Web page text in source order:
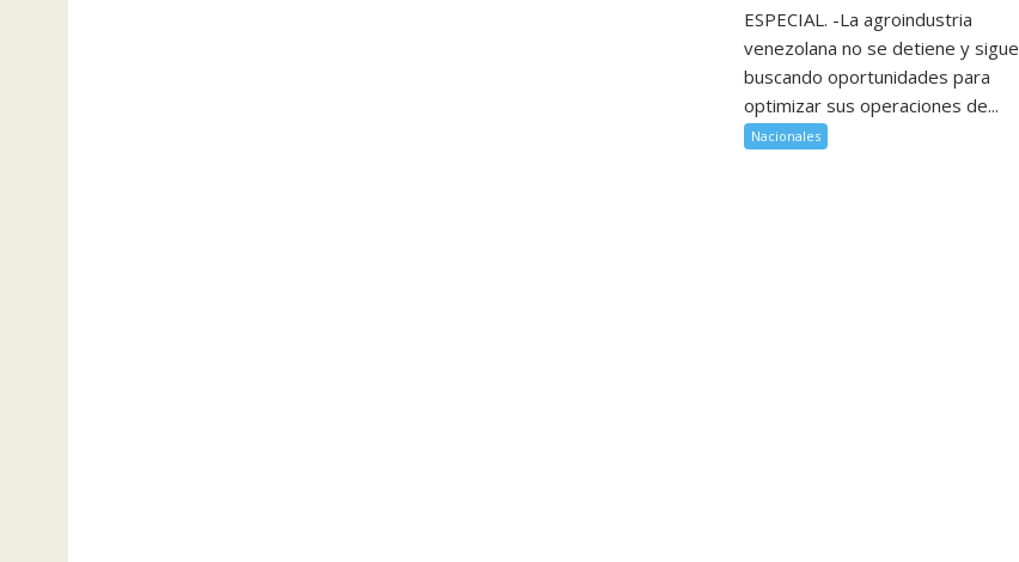
ESPECIAL. -La agroindustria
venezolana no se detiene y sigue
buscando oportunidades para
optimizar sus operaciones de...
Nacionales